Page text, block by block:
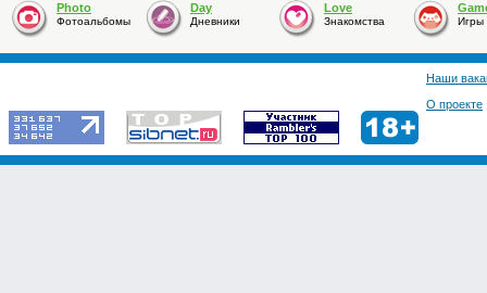
Photo
Фотоальбомы
Day
Дневники
Love
Знакомства Игры
Наши
О проекте